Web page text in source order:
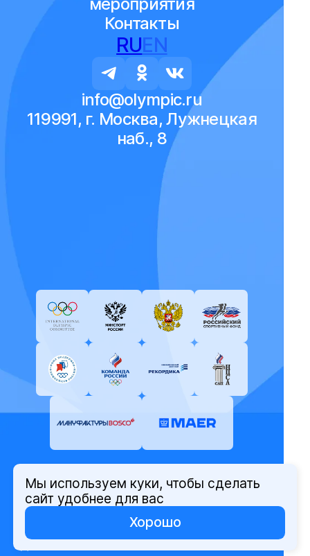
Контакты
RUEN
info@olympic.ru
119991, г. Москва, Лужнецкая
наб., 8
© Олимпийский комитет России,
2026
Политика защиты персональных
данных
Мы используем куки, чтобы сделать
сайт удобнее для вас
Хорошо